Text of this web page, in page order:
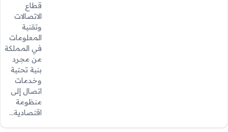
قطاع
الاتصالات
وتقنية
المعلومات
في المملكة
من مجرد
بنية تحتية
وخدمات
اتصال إلى
منظومة
اقتصادية…